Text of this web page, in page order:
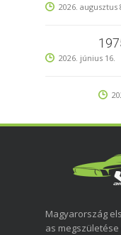
2026. augusztus
2026. június 16.
Magyarország
as